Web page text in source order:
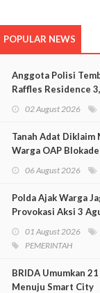
POPULAR NEWS
Anggota Polisi
Raffles Residence
02 August 2026
Tanah Adat Diklaim
Warga OAP
06 August 2026
Polda Ajak Warga
Provokasi Aksi 3
01 August 2026
PEMERINTAH
BRIDA Umumkan
Menuju Smart City